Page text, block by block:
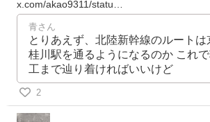
x.com/akao9311/statu…
青さん
とりあえず、北陸新幹線のルートは
桂川駅を通るようになるのか これ
工まで辿り着ければいいけど
2